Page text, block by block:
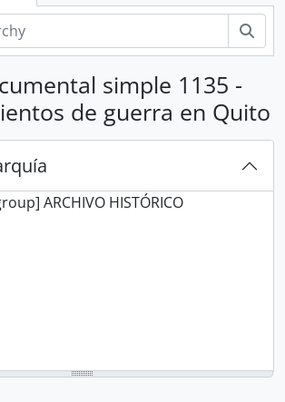
simple 1135 -
de guerra en Quito
ARCHIVO HISTÓRICO